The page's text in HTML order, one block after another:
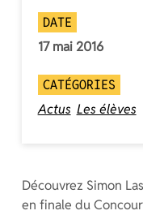
DATE
17 mai 2016
CATÉGORIES
Actus Les élèves
Découvrez Simon
en finale du